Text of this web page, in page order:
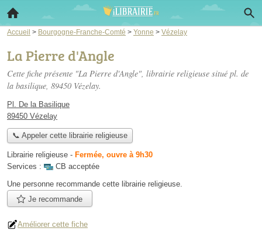
Accueil > Bourgogne-Franche-Comté > Yonne > Vézelay
La Pierre d'Angle
Cette fiche présente "La Pierre d'Angle", librairie religieuse situé pl. de
la basilique, 89450 Vézelay.
Pl. De la Basilique
89450 Vézelay
📞 Appeler cette librairie religieuse
Librairie religieuse - Fermée, ouvre à 9h30
Services :
CB acceptée
Une personne recommande cette librairie religieuse.
Je recommande
Améliorer cette fiche